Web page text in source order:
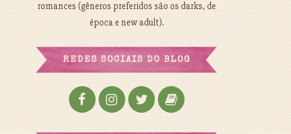
romances (gêneros preferidos são os darks, de
época e new adult).
REDES SOCIAIS DO BLOG